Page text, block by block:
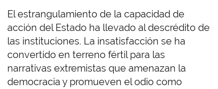
El estrangulamiento de la capacidad de
acción del Estado ha llevado al descrédito de
las instituciones. La insatisfacción se ha
convertido en terreno fértil para las
narrativas extremistas que amenazan la
democracia y promueven el odio como